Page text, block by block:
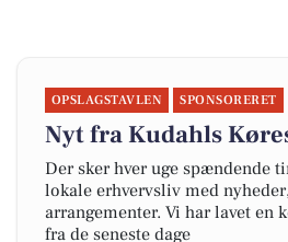
OPSLAGSTAVLEN SPONSORERET
Nyt fra Kudahls
Der sker hver uge spændende
lokale erhvervsliv med
arrangementer. Vi har lavet en
fra de seneste dage